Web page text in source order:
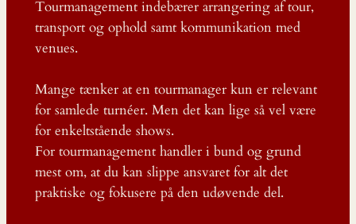
Tourmanagement indebærer arrangering af tour,
transport og ophold samt kommunikation med
venues.
Mange tænker at en tourmanager kun er relevant
for samlede turnéer. Men det kan lige så vel være
for enkeltstående shows.
For tourmanagement handler i bund og grund
mest om, at du kan slippe ansvaret for alt det
praktiske og fokusere på den udøvende del.